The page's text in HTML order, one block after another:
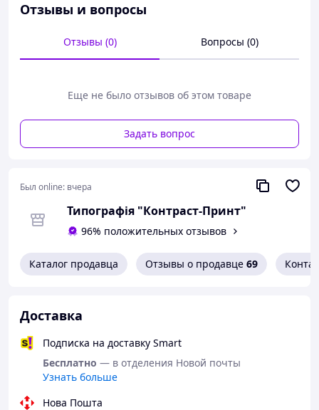
Отзывы и вопросы
Отзывы (0) Вопросы (0)
Еще не было отзывов об этом товаре
Задать вопрос
Был online: вчера
Типографія "Контраст-Принт"
96% положительных отзывов
Каталог продавца Отзывы о продавце 69
Доставка
Подписка на доставку Smart
Бесплатно — в отделения Новой почты
Узнать больше
Нова Пошта